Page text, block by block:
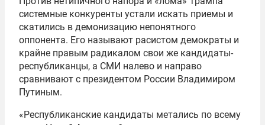
системные конкуренты устали искать приемы и
скатились в демонизацию непонятного
оппонента. Его называют расистом демократы и
крайне правым радикалом свои же кандидаты-
республиканцы, а СМИ налево и направо
сравнивают с президентом России Владимиром
Путиным.
«Республиканские кандидаты метались по всему